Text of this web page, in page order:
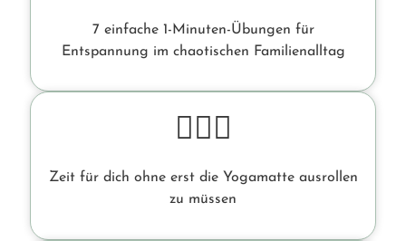
7 einfache 1-Minuten-Übungen für
Entspannung im chaotischen Familienalltag
🧘🏼‍♀️
Zeit für dich ohne erst die Yogamatte ausrollen
zu müssen